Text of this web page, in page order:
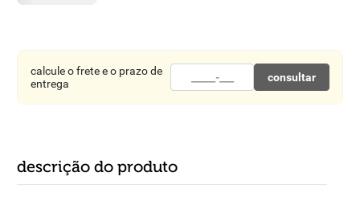
calcule o frete e o prazo de
entrega
consultar
descrição do produto
10º chocolate